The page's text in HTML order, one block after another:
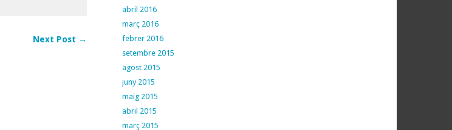
Next Post →
abril 2016
març 2016
febrer 2016
setembre 2015
agost 2015
juny 2015
maig 2015
abril 2015
març 2015